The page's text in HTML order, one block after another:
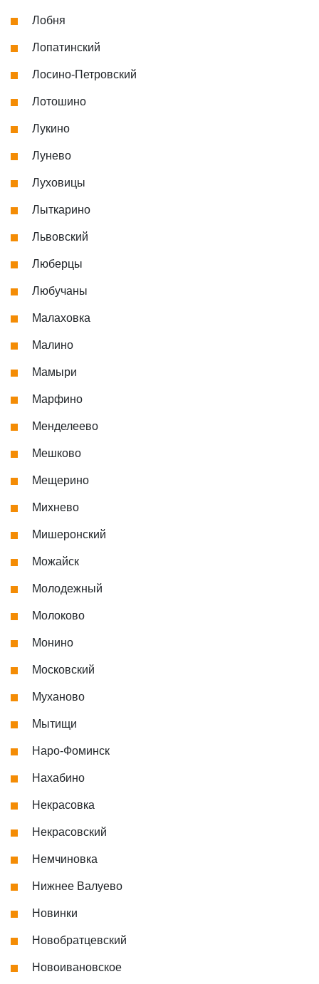
Лобня
Лопатинский
Лосино-Петровский
Лотошино
Лукино
Лунево
Луховицы
Лыткарино
Львовский
Люберцы
Любучаны
Малаховка
Малино
Мамыри
Марфино
Менделеево
Мешково
Мещерино
Михнево
Мишеронский
Можайск
Молодежный
Молоково
Монино
Московский
Муханово
Мытищи
Наро-Фоминск
Нахабино
Некрасовка
Некрасовский
Немчиновка
Нижнее Валуево
Новинки
Новобратцевский
Новоивановское